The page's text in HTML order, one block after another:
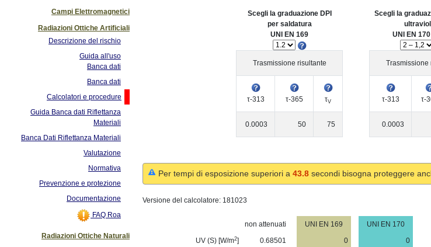
Campi Elettromagnetici
Radiazioni Ottiche Artificiali
Descrizione del rischio
Guida all'uso
Banca dati
Banca dati
Calcolatori e procedure
Guida Banca dati Riflettanza
Materiali
Banca Dati Riflettanza Materiali
Valutazione
Normativa
Prevenzione e protezione
Documentazione
FAQ Roa
Radiazioni Ottiche Naturali
Scegli la graduazione DPI
per saldatura
UNI EN 169
Trasmissione risultante
τ-313 τ-365 τV
0.0003 50 75
Scegli la
UNI EN
Trasmissione
τ-313 τ-
0.0003
Per tempi di esposizione superiori a 43.8 secondi bisogna proteggere
Versione del calcolatore: 181023
non attenuati UNI EN 169
UNI EN 170
UV (S) [W/m2] 0.68501 0
0